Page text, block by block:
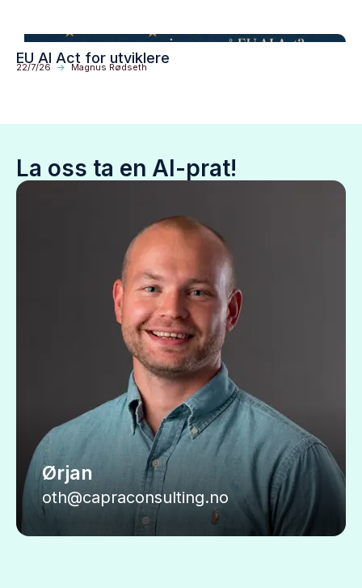
EU AI Act for utviklere
22/7/26 -> Magnus Rødseth
La oss ta en AI-prat!
Ørjan
oth@capraconsulting.no